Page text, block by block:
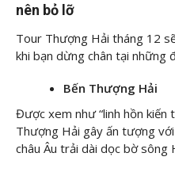
nên bỏ lỡ
Tour Thượng Hải tháng 12
khi bạn dừng chân tại những
Bến Thượng Hải
Được xem như “linh hồn kiến
Thượng Hải gây ấn tượng
châu Âu trải dài dọc bờ sông